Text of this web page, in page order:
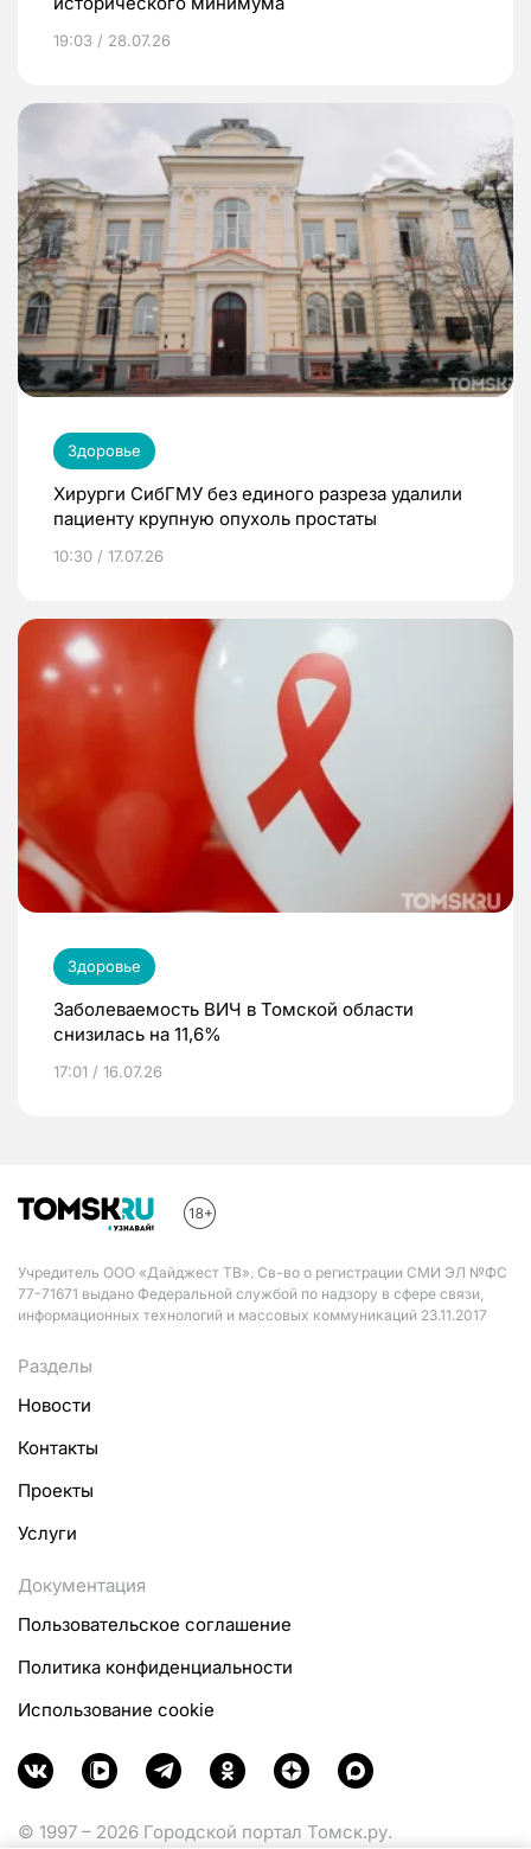
19:03 / 28.07.26
Здоровье
Хирурги СибГМУ без единого разреза удалили
пациенту крупную опухоль простаты
10:30 / 17.07.26
Здоровье
Заболеваемость ВИЧ в Томской области
снизилась на 11,6%
17:01 / 16.07.26
Учредитель ООО «Дайджест ТВ». Св-во о регистрации СМИ ЭЛ №ФС
77-71671 выдано Федеральной службой по надзору в сфере связи,
информационных технологий и массовых коммуникаций 23.11.2017
Разделы
Новости
Контакты
Проекты
Услуги
Документация
Пользовательское соглашение
Политика конфиденциальности
Использование cookie
© 1997 – 2026 Городской портал Томск.ру.